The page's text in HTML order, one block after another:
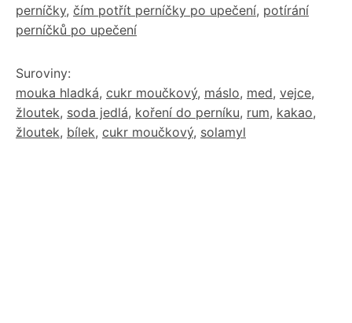
perníčky, čím potřít perníčky po upečení, potírání
perníčků po upečení
Suroviny:
mouka hladká, cukr moučkový, máslo, med, vejce,
žloutek, soda jedlá, koření do perníku, rum, kakao,
žloutek, bílek, cukr moučkový, solamyl